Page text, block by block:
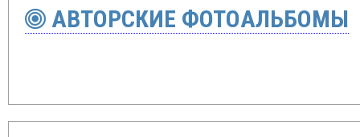
АВТОРСКИЕ ФОТОАЛЬБОМЫ